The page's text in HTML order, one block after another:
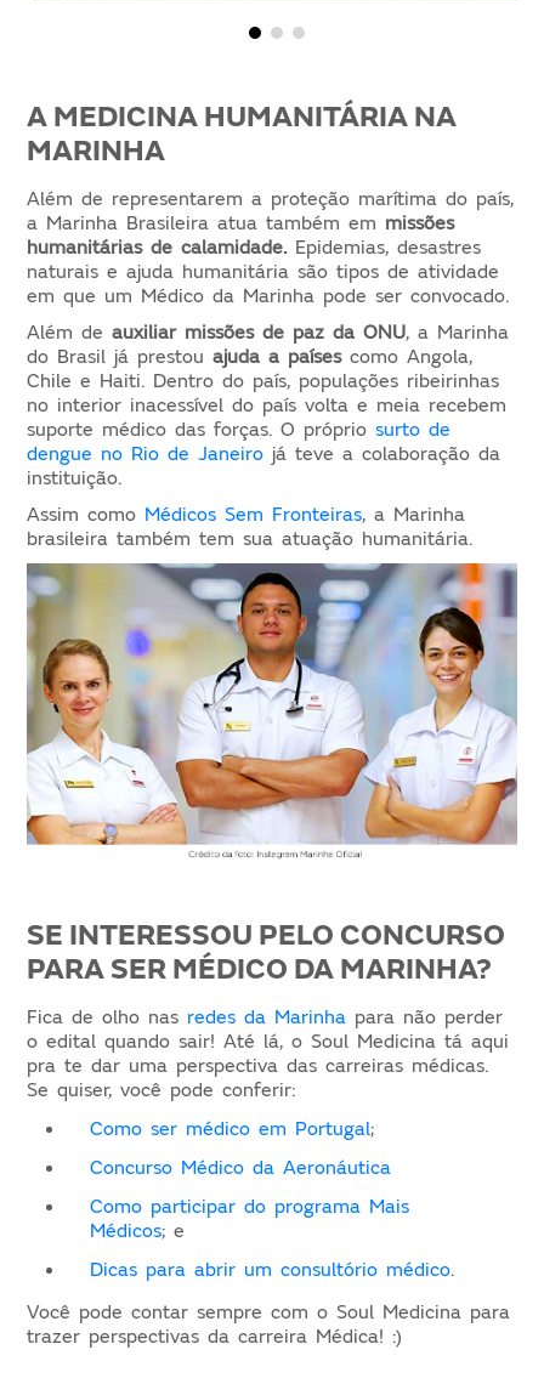
A MEDICINA HUMANITÁRIA NA
MARINHA
Além de representarem a proteção marítima do país,
a Marinha Brasileira atua também em missões
humanitárias de calamidade.Epidemias, desastres
naturais e ajuda humanitária são tipos de atividade
em que um Médico da Marinha pode ser convocado.
Além deauxiliar missões de paz da ONU, a Marinha
do Brasil já prestouajuda a paísescomo Angola,
Chile e Haiti. Dentro do país, populações ribeirinhas
no interior inacessível do país volta e meia recebem
suporte médico das forças. O própriosurto de
dengue no Rio de Janeiro já teve a colaboração da
instituição.
Assim como Médicos Sem Fronteiras, a Marinha
brasileira também tem sua atuação humanitária.
SE INTERESSOU PELO CONCURSO
PARA SER MÉDICO DA MARINHA?
Fica de olho nas redes da Marinha para não perder
o edital quando sair! Até lá, o Soul Medicina tá aqui
pra te dar uma perspectiva das carreiras médicas.
Se quiser, você pode conferir:
Como ser médico em Portugal;
Concurso Médico da Aeronáutica
Como participar do programa Mais
Médicos; e
Dicas para abrir um consultório médico.
Você pode contar sempre com o Soul Medicina para
trazer perspectivas da carreira Médica! :)